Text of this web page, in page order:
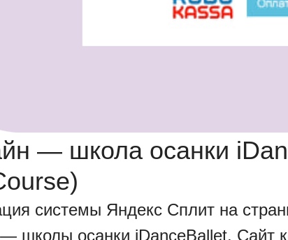
— школа осанки
системы Яндекс Сплит на
школы осанки iDanceBallet. Сайт